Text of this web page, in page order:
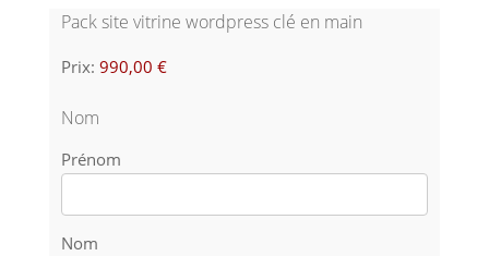
Pack site vitrine wordpress clé en main
Prix:
Nom
Prénom
Nom